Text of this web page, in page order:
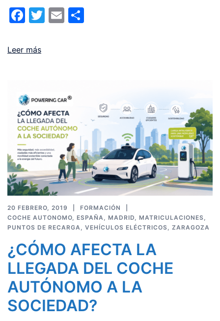
Facebook
Twitter
Email
Leer más
20 FEBRERO, 2019
FORMACIÓN
COCHE AUTONOMO, ESPAÑA, MADRID, MATRICULACIONES,
PUNTOS DE RECARGA, VEHÍCULOS ELÉCTRICOS, ZARAGOZA
¿CÓMO AFECTA LA
LLEGADA DEL COCHE
AUTÓNOMO A LA
SOCIEDAD?